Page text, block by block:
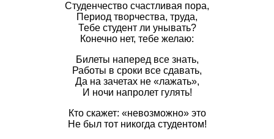
Студенчество счастливая пора,
Период творчества, труда,
Тебе студент ли унывать?
Конечно нет, тебе желаю:
Билеты наперед все знать,
Работы в сроки все сдавать,
Да на зачетах не «лажать»,
И ночи напролет гулять!
Кто скажет: «невозможно» это
Не был тот никогда студентом!